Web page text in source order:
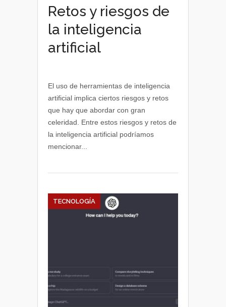
Retos y riesgos de
la inteligencia
artificial
El uso de herramientas de inteligencia
artificial implica ciertos riesgos y retos
que hay que abordar con gran
celeridad. Entre estos riesgos y retos de
la inteligencia artificial podríamos
mencionar...
TECNOLOGÍA